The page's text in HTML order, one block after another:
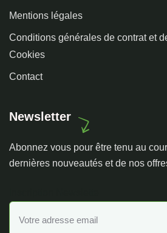
Mentions légales
Conditions générales de contrat et
Cookies
Contact
Newsletter
Abonnez vous pour être tenu au
dernières nouveautés et de nos